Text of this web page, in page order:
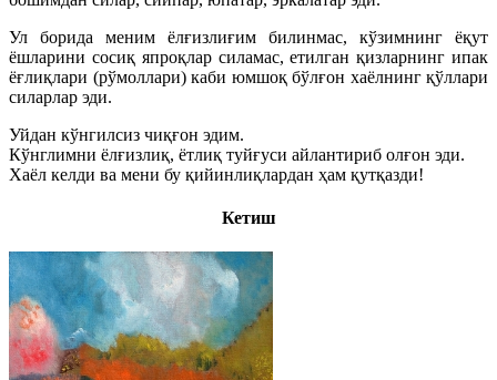
Ул борида меним ёлғизлиғим билинмас, кўзимнинг ёқут
ёшларини сосиқ япроқлар силамас, етилган қизларнинг ипак
ёғлиқлари (рўмоллари) каби юмшоқ бўлғон хаёлнинг қўллари
силарлар эди.
Уйдан кўнгилсиз чиқғон эдим.
Кўнглимни ёлғизлиқ, ётлиқ туйғуси айлантириб олғон эди.
Хаёл келди ва мени бу қийинлиқлардан ҳам қутқазди!
Кетиш